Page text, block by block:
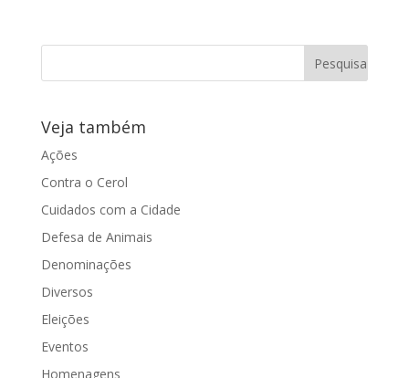
No período de férias escolares, Juliana
Damus e a Guarda Municipal realizaram
Veja também
Ações
Contra o Cerol
Cuidados com a Cidade
Defesa de Animais
Denominações
Diversos
Eleições
Eventos
Homenagens